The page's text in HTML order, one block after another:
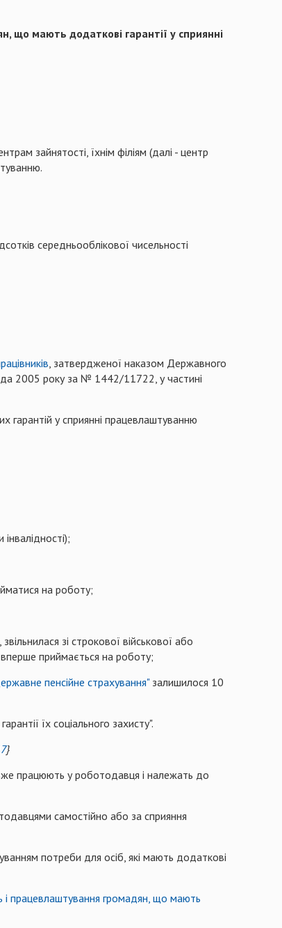
що мають додаткові гарантії у сприянні
зайнятості, їхнім філіям (далі - центр
середньооблікової чисельності
, затвердженої наказом Державного
2005 року за № 1442/11722, у частині
гарантій у сприянні працевлаштуванню
на роботу;
зі строкової військової або
вперше приймається на роботу;
пенсійне страхування"залишилося 10
їх соціального захисту".
}
працюють у роботодавця і належать до
самостійно або за сприяння
потреби для осіб, які мають додаткові
і працевлаштування громадян, що мають